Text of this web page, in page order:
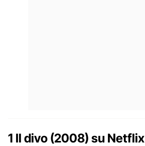
1 Il divo (2008) su Netflix